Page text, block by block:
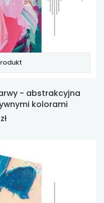
- abstrakcyjna
kolorami